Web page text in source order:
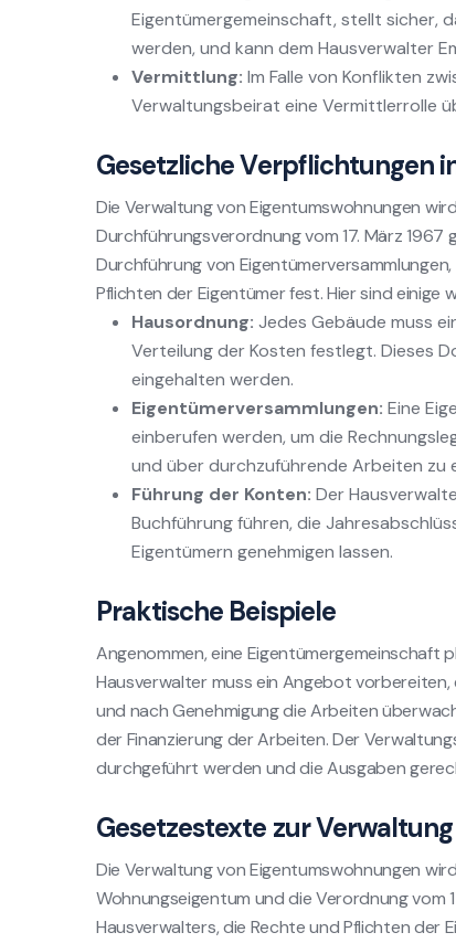
Eigentümergemeinschaft, stellt sicher,
werden, und kann dem Hausverwalter
Vermittlung: Im Falle von Konflikten
Verwaltungsbeirat eine Vermittlerrolle
Gesetzliche Verpflichtungen
Die Verwaltung von Eigentumswohnungen
Durchführungsverordnung vom 17. März 1967
Durchführung von
Pflichten der Eigentümer fest. Hier sind einige
Hausordnung: Jedes Gebäude muss
Verteilung der Kosten festlegt. Dieses
eingehalten werden.
Eigentümerversammlungen: Eine
einberufen werden, um die
und über durchzuführende Arbeiten zu
Führung der Konten: Der
Buchführung führen, die
Eigentümern genehmigen lassen.
Praktische Beispiele
Angenommen, eine Eigentümergemeinschaft
Hausverwalter muss ein Angebot
und nach Genehmigung die Arbeiten
der Finanzierung der Arbeiten. Der
durchgeführt werden und die Ausgaben
Gesetzestexte zur
Die Verwaltung von Eigentumswohnungen
Wohnungseigentum und die Verordnung vom
Hausverwalters, die Rechte und Pflichten der